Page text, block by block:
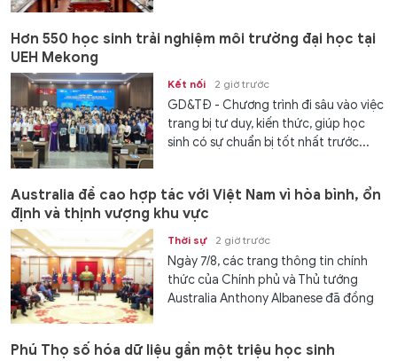
Hơn 550 học sinh trải nghiệm môi trường đại học tại
UEH Mekong
Kết nối 2 giờ trước
GD&TĐ - Chương trình đi sâu vào việc
trang bị tư duy, kiến thức, giúp học
sinh có sự chuẩn bị tốt nhất trước...
Australia đề cao hợp tác với Việt Nam vì hòa bình, ổn
định và thịnh vượng khu vực
Thời sự 2 giờ trước
Ngày 7/8, các trang thông tin chính
thức của Chính phủ và Thủ tướng
Australia Anthony Albanese đã đồng
Phú Thọ số hóa dữ liệu gần một triệu học sinh